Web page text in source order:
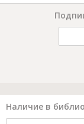
Наличие в